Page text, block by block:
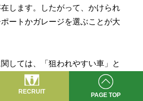
します。したがって、かけられ
ートかガレージを選ぶことが大
しては、「狙われやすい車」と
す。例えば、2025年の最新盗難
、1位：トヨタランドクルーザー
RECRUIT PAGE TOP